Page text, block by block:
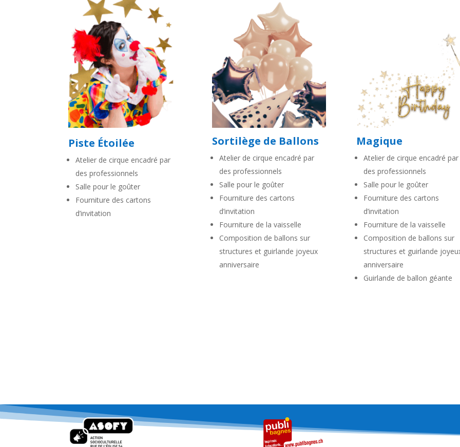
Piste Étoilée
Atelier de cirque encadré par
des professionnels
Salle pour le goûter
Fourniture des cartons
d’invitation
Sortilège de Ballons
Atelier de cirque encadré par
des professionnels
Salle pour le goûter
Fourniture des cartons
d’invitation
Fourniture de la vaisselle
Composition de ballons sur
structures et guirlande joyeux
anniversaire
Magique
Atelier de cirque encadré par
des professionnels
Salle pour le goûter
Fourniture des cartons
d’invitation
Fourniture de la vaisselle
Composition de ballons sur
structures et guirlande
anniversaire
Guirlande de ballon géante